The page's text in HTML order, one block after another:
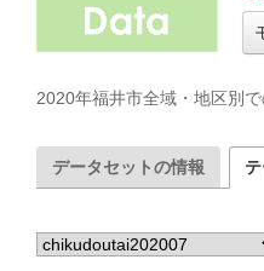
2020年福井市全域・地区別
データセットの情報